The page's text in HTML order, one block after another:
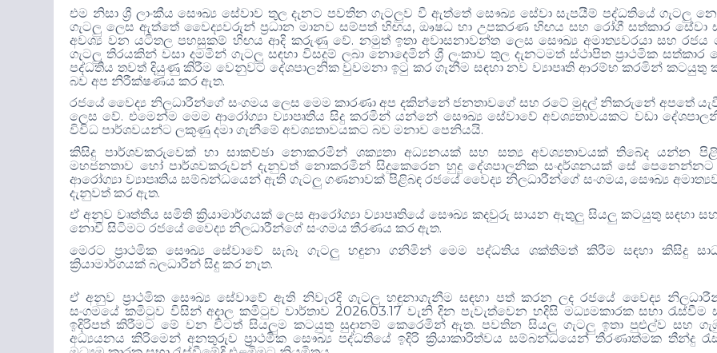
එම නිසා ශ්‍රී ලාංකීය සෞඛ්‍ය සේවාව තුල දැනට පවතින ගැටලුව වී ඇත්තේ සෞඛ්‍ය සේවා සැපයීම් පද්ධතියේ ගැටලු
ගැටලු ලෙස ඇත්තේ වෛද්‍යවරුන් ප්‍රධාන මානව සම්පත් හිඟය,ඖෂධ හා උපකරණ හිඟය සහ රෝගී සත්කාර සේවා
අවශ්‍ය වන යටිතල පහසුකම් හිඟය ආදි කරුණු වේ. නමුත් ඉතා අවාසනාවන්ත ලෙස සෞඛ්‍ය අමාත්‍යවරයා සහ රජය
ගැටලු තිරයකින් වසා දමමින් ගැටලු සඳහා විසදුම් ලබා නොදෙමින් ශ්‍රී ලංකාව තුල දැනටමත් ස්ථාපිත ප්‍රාථමික සත්කාර
පද්ධතිය තවත් දියුණු කිරීම වෙනුවට දේශපාලනික වුවමනා ඉටු කර ගැනීම සඳහා නව ව්‍යාපෘති ආරම්භ කරමින් කටයුතු
බව අප නිරීක්ෂණය කර ඇත.
රජයේ වෛද්‍ය නිලධාරීන්ගේ සංගමය ලෙස මෙම කාරණා අප දකින්නේ ජනතාවගේ සහ රටේ මුදල් නිකරුනේ අපතේ
ලෙස වේ. එමෙන්ම මෙම ආරෝග්‍යා ව්‍යාපෘතිය සිදු කරමින් යන්නේ සෞඛ්‍ය සේවාවේ අවශ්‍යතාවයකට වඩා
විවිධ පාර්ශවයන්ට ලකුණු දමා ගැනීමේ අවශ්‍යතාවයකට බව මනාව පෙනියයි.
කිසිදු පාර්ශවකරුවෙක් හා සාකච්ඡා නොකරමින් ශක්‍යතා අධ්‍යනයක් සහ සත්‍ය අවශ්‍යතාවයක් තිබේද යන්න
මහජනතාව හෝ පාර්ශවකරුවන් දැනුවත් නොකරමින් සිදුකෙරෙන හුදු දේශපාලනික සංදර්ශනයක් සේ
ආරෝග්‍යා ව්‍යාපෘතිය සම්බන්ධයෙන් ඇති ගැටලු ගණනාවක් පිළිබඳරජයේ වෛද්‍ය නිලධාරීන්ගේ සංගමය,සෞඛ්‍ය
දැනුවත් කර ඇත.
ඒ අනුව වෘත්තීය සමිති ක්‍රියාමාර්ගයක් ලෙස ආරෝග්‍යා ව්‍යාපෘතියේ සෞඛ්‍ය කදවුරු සායන ඇතුලු සියලු කටයුතු සඳහා
නොවී සිටිමට රජයේ වෛද්‍ය නිලධාරීන්ගේ සංගමය තීරණය කර ඇත.
මෙරට ප්‍රාථමික සෞඛ්‍ය සේවාවේ සැබෑ ගැටලු හඳුනා ගනිමින් මෙම පද්ධතිය ශක්තිමත් කිරීම සඳහා කිසිදු
ක්‍රියාමාර්ගයක් බලධාරීන් සිදු කර නැත.
ඒ අනුව ප්‍රාථමික සෞඛ්‍ය සේවාවේ ඇති නිවැරදි ගැටලු හඳුනාගැනීම සඳහා පත් කරන ලද රජයේ වෛද්‍ය
සංගමයේ කමිටුව විසින් අදාල කමිටුව වාර්තාව 2026.03.17 වැනි දින පැවැත්වෙන හදිසි මධ්‍යමකාරක සභා රැස්වීම
ඉදිරිපත් කිරීමට මේ වන විටත් සියලුම කටයුතු සුදානම් කෙරෙමින් ඇත.පවතින සියලු ගැටලු ඉතා පුළුල්ව සහ
අධ්‍යයනය කිරිමෙන් අනතුරුව ප්‍රාථමික සෞඛ්‍ය පද්ධතියේ ඉදිරි ක්‍රියාකාරිත්වය සම්බන්ධයෙන් තීරණාත්මක තීන්දු